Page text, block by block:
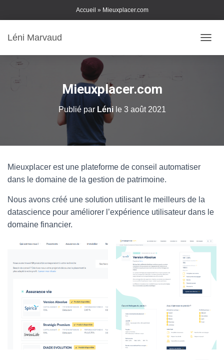
Accueil » Mieuxplacer.com
Léni Marvaud
Mieuxplacer.com
Publié par Lénile 3 août 2021
Mieuxplacer est une plateforme de conseil automatiser
dans le domaine de la gestion de patrimoine.
Nous avons créé une solution utilisant le meilleurs de la
datascience pour améliorer l’expérience utilisateur dans le
domaine financier.